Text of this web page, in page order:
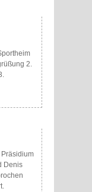
2.
Präsidium
Denis